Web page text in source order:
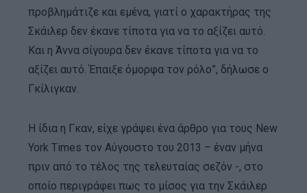
προβλημάτιζε και εμένα, γιατί ο χαρακτήρας της
Σκάιλερ δεν έκανε τίποτα για να το αξίζει αυτό.
Και η Άννα σίγουρα δεν έκανε τίποτα για να το
αξίζει αυτό. Έπαιξε όμορφα τον ρόλο”, δήλωσε ο
Γκίλιγκαν.
Η ίδια η Γκαν, είχε γράψει ένα άρθρο για τους New
York Times τον Αύγουστο του 2013 – έναν μήνα
πριν από το τέλος της τελευταίας σεζόν -, στο
οποίο περιγράφει πως το μίσος για την Σκάιλερ